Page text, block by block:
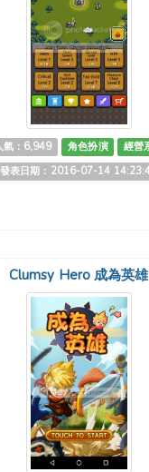
氣：6,949 角色扮演
經營
發表日期：2016-07-14
Clumsy Hero 成為英雄